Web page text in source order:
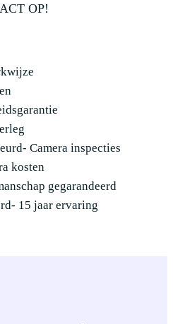
OP!
Camera inspecties
kosten
gegarandeerd
15 jaar ervaring